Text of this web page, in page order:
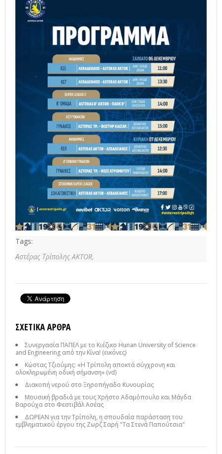
Tags:
Αστέρας Τρίπολης AKTOR,
ΣΧΕΤΙΚΆ ΆΡΘΡΑ
Συνεργασία ΠΑΠΕΛ με το Κιέζικο Hunan University of Science
and Engineering από την Κίνα! (εικόνες)
Κώστας Τζιούμης: «Η Τρίπολη αποκτά σύγχρονη και
ολοκληρωμένη οδική σήμανση» (vd)
Διακοπή νερού στο Ξηροπήγαδο Κυνουρίας
Μουσική βραδιά με τους Χρήστο Αδαμόπουλο και Μάγδα
Βαρούχα στο Φεστιβάλ Ασέας
ΔΩΡΕΑΝ για την Τρίπολη, η σπουδαία παράσταση του
εμβληματικού έργου της Ζωρζ Σαρή "Τα Στενά Παπούτσια"